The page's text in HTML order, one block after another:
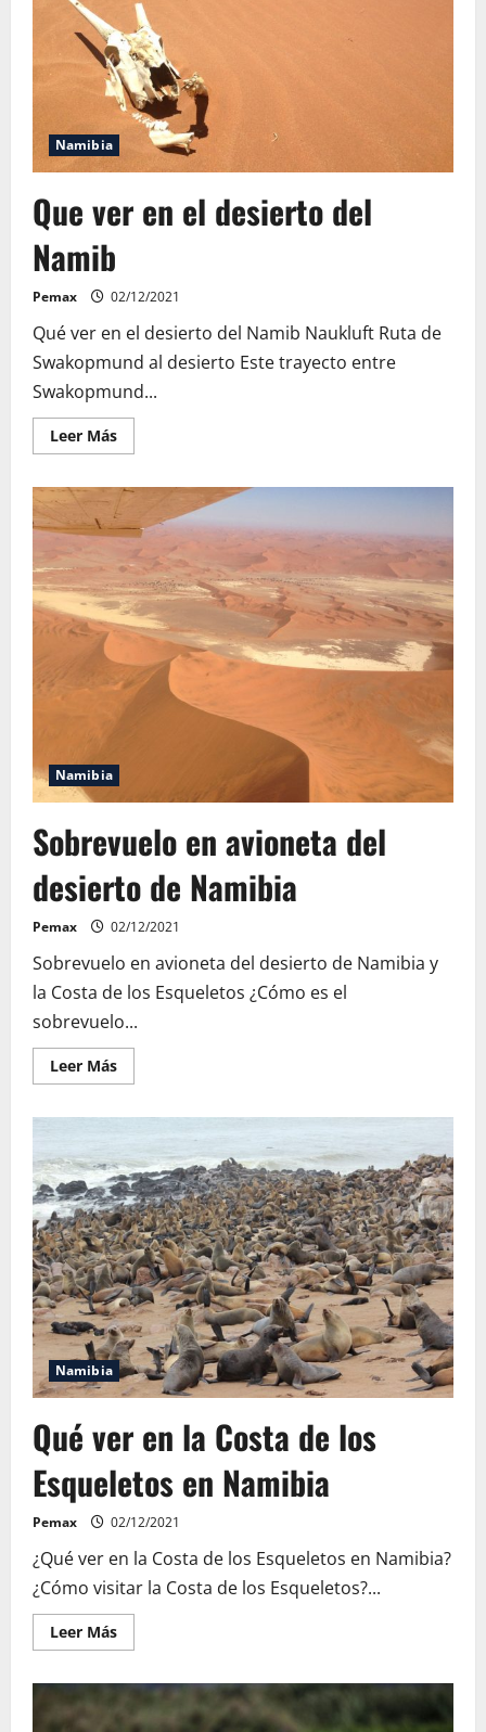
Namibia
Que ver en el desierto del
Namib
Pemax 02/12/2021
Qué ver en el desierto del Namib Naukluft Ruta de
Swakopmund al desierto Este trayecto entre
Swakopmund...
Leer MásLeer
más
Que
ver
en
el
desierto
del
Namib
Namibia
Sobrevuelo en avioneta del
desierto de Namibia
Pemax 02/12/2021
Sobrevuelo en avioneta del desierto de Namibia y
la Costa de los Esqueletos ¿Cómo es el
sobrevuelo...
Leer MásLeer
más
avioneta
del
desierto
de
Namibia
Namibia
Qué ver en la Costa de los
Esqueletos en Namibia
Pemax 02/12/2021
¿Qué ver en la Costa de los Esqueletos en Namibia?
¿Cómo visitar la Costa de los Esqueletos?...
Leer MásLeer
más
Qué
ver
en